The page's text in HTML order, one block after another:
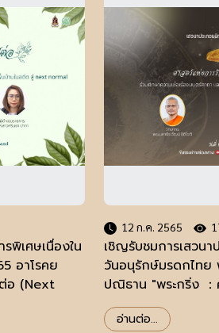
พิเศษเนื่องใน
อาโรคย
อ (Next
12 ก.ค. 2565
เชิญรับชมการเสวนา
วันอนุรักษ์มรดกไทย
ปณิธาน "พระกริ่ง
ว่าด้วยการรักษาโรค"
อ่านต่อ...